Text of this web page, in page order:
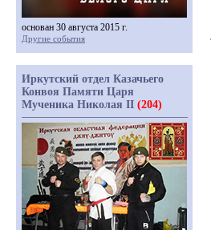
основан 30 августа 2015 г.
Другие события
Иркутский отдел Казачьего
Конвоя Памяти Царя
Мученика Николая II (204)